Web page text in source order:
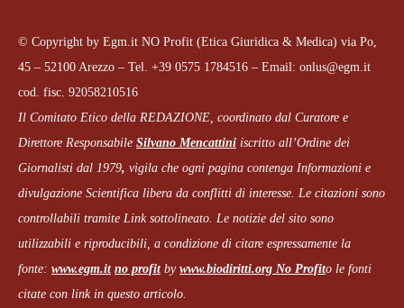
© Copyright by Egm.it NO Profit (Etica Giuridica & Medica) via Po,
45 – 52100 Arezzo – Tel. +39 0575 1784516 – Email: onlus@egm.it
cod. fisc. 92058210516
Il Comitato Etico della REDAZIONE, coordinato dal Curatore e
Direttore Responsabile Silvano Mencattini iscritto all’Ordine dei
Giornalisti dal 1979, vigila che ogni pagina contenga Informazioni e
divulgazione Scientifica libera da conflitti di interesse. Le citazioni sono
controllabili tramite Link sottolineato. Le notizie del sito sono
utilizzabili e riproducibili, a condizione di citare espressamente la
fonte: www.egm.it no profitby www.biodiritti.org No Profito le fonti
citate con link in questo articolo.